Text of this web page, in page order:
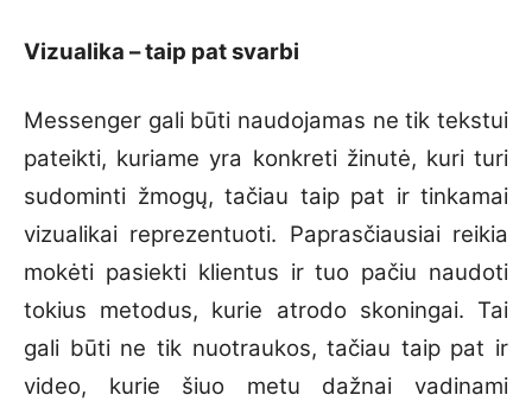
Vizualika – taip pat svarbi
Messenger gali būti naudojamas ne tik tekstui
pateikti, kuriame yra konkreti žinutė, kuri turi
sudominti žmogų, tačiau taip pat ir tinkamai
vizualikai reprezentuoti. Paprasčiausiai reikia
mokėti pasiekti klientus ir tuo pačiu naudoti
tokius metodus, kurie atrodo skoningai. Tai
gali būti ne tik nuotraukos, tačiau taip pat ir
video, kurie šiuo metu dažnai vadinami